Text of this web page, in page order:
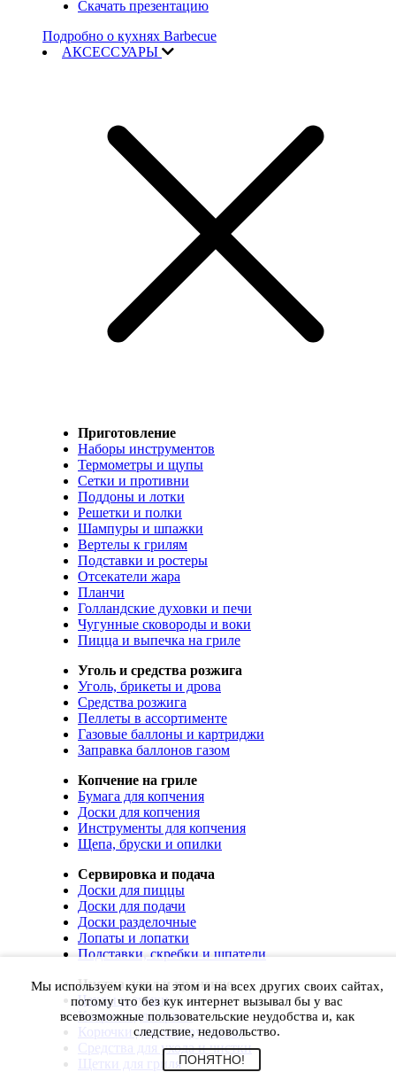
Скачать презентацию
Подробно о кухнях Barbecue
АКСЕССУАРЫ
Приготовление
Наборы инструментов
Термометры и щупы
Сетки и противни
Поддоны и лотки
Решетки и полки
Шампуры и шпажки
Вертелы к грилям
Подставки и ростеры
Отсекатели жара
Планчи
Голландские духовки и печи
Чугунные сковороды и воки
Пицца и выпечка на гриле
Уголь и средства розжига
Уголь, брикеты и дрова
Средства розжига
Пеллеты в ассортименте
Газовые баллоны и картриджи
Заправка баллонов газом
Копчение на гриле
Бумага для копчения
Доски для копчения
Инструменты для копчения
Щепа, бруски и опилки
Сервировка и подача
Доски для пиццы
Доски для подачи
Доски разделочные
Лопаты и лопатки
Подставки, скребки и шпатели
Чистка, уход и хранение
Чехлы и сумки
Коврики для гриля
Корючки для инструментов
Средства для ухода и чистки
Щетки для гриля
Мы используем куки на этом и на всех других своих сайтах,
потому что без кук интернет вызывал бы у вас
всевозможные пользовательские неудобства и, как
следствие, недовольство.
ПОНЯТНО!